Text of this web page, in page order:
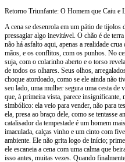
Retorno Triunfante: O Homem que Caiu e
A cena se desenrola em um pátio de tijolos
pressagiar algo inevitável. O chão é de
não há asfalto aqui, apenas a realidade
mãos, e os conflitos, com os punhos. No
suja, com o colarinho aberto e o torso
de todos os olhares. Seus olhos,
choque atordoado, como se ele ainda não
seu lado, uma mulher segura uma cesta
que, à primeira vista, parece insignificante,
simbólico: ela veio para vender, não para
ela, presa ao braço dele, como se tentasse
catalisador da tempestade é um homem
imaculada, calças vinho e um cinto com
ambiente. Ele não grita logo de início;
ele escaneia a cena com uma calma que
isso antes, muitas vezes. Quando